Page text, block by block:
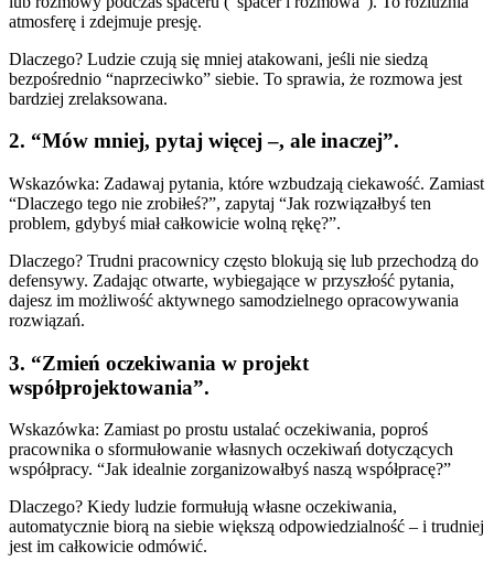
atmosferę i zdejmuje presję.
Dlaczego? Ludzie czują się mniej atakowani, jeśli nie siedzą
bezpośrednio “naprzeciwko” siebie. To sprawia, że rozmowa jest
bardziej zrelaksowana.
2. “Mów mniej, pytaj więcej –, ale inaczej”.
Wskazówka: Zadawaj pytania, które wzbudzają ciekawość. Zamiast
“Dlaczego tego nie zrobiłeś?”, zapytaj “Jak rozwiązałbyś ten
problem, gdybyś miał całkowicie wolną rękę?”.
Dlaczego? Trudni pracownicy często blokują się lub przechodzą do
defensywy. Zadając otwarte, wybiegające w przyszłość pytania,
dajesz im możliwość aktywnego samodzielnego opracowywania
rozwiązań.
3. “Zmień oczekiwania w projekt
współprojektowania”.
Wskazówka: Zamiast po prostu ustalać oczekiwania, poproś
pracownika o sformułowanie własnych oczekiwań dotyczących
współpracy. “Jak idealnie zorganizowałbyś naszą współpracę?”
Dlaczego? Kiedy ludzie formułują własne oczekiwania,
automatycznie biorą na siebie większą odpowiedzialność – i trudniej
jest im całkowicie odmówić.